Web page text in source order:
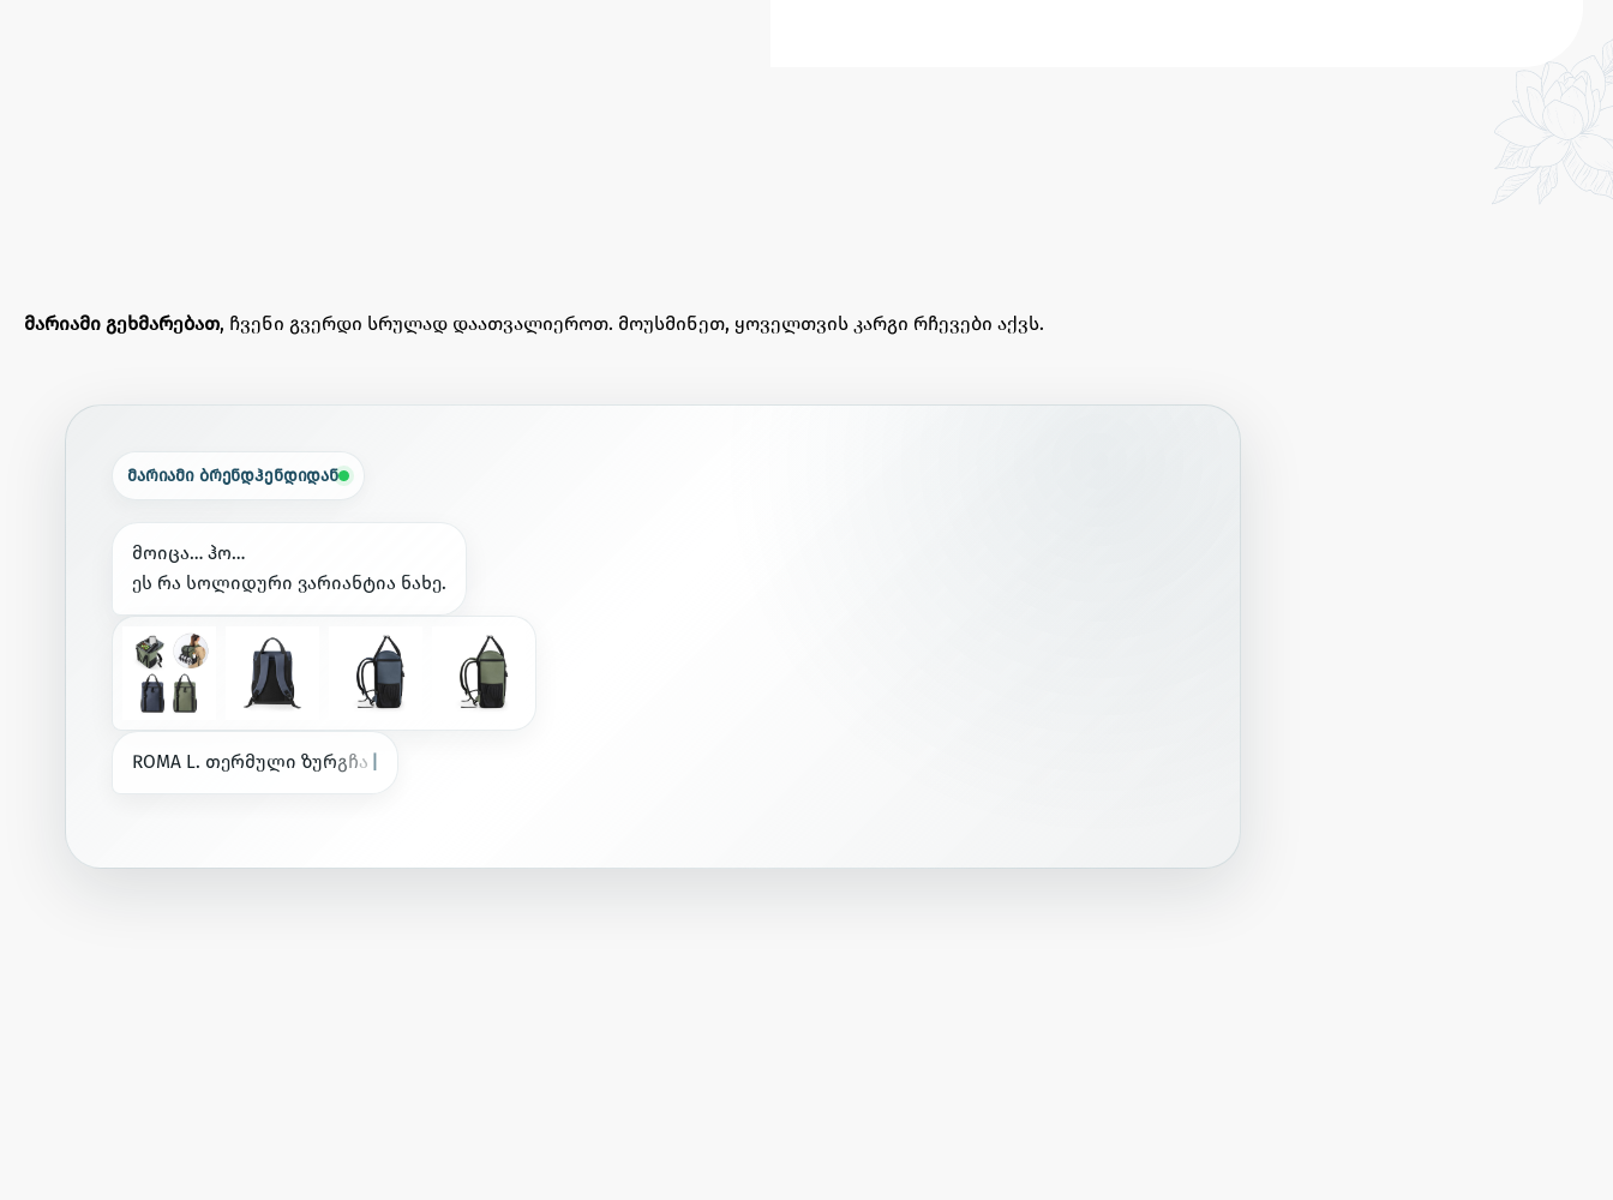
მარიამი გეხმარებათ, ჩვენი გვერდი სრულად დაათვალიეროთ. მოუსმინეთ, ყოველთვის კარგი რჩევები აქვს.
მარიამი ბრენდჰენდიდან
მოიცა… ჰო…
ეს რა სოლიდური ვარიანტია ნახე.
ROMA L. თერმული ზურგჩა